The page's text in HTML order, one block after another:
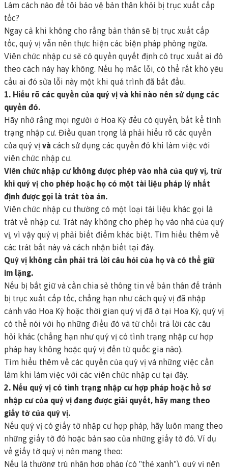
Làm cách nào để tôi bảo vệ bản thân khỏi bị trục xuất cấp
tốc?
Ngay cả khi không cho rằng bản thân sẽ bị trục xuất cấp
tốc, quý vị vẫn nên thực hiện các biện pháp phòng ngừa.
Viên chức nhập cư sẽ có quyền quyết định có trục xuất ai đó
theo cách này hay không. Nếu họ mắc lỗi, có thể rất khó yêu
cầu ai đó sửa lỗi này một khi quá trình đã bắt đầu.
1. Hiểu rõ các quyền của quý vị và khi nào nên sử dụng các
quyền đó.
Hãy nhớ rằng mọi người ở Hoa Kỳ đều có quyền, bất kể tình
trạng nhập cư. Điều quan trọng là phải hiểu rõ các quyền
của quý vị và cách sử dụng các quyền đó khi làm việc với
viên chức nhập cư.
Viên chức nhập cư không được phép vào nhà của quý vị, trừ
khi quý vị cho phép hoặc họ có một tài liệu pháp lý nhất
định được gọi là trát tòa án.
Viên chức nhập cư thường có một loại tài liệu khác gọi là
trát về nhập cư. Trát này không cho phép họ vào nhà của quý
vị, vì vậy quý vị phải biết điểm khác biệt. Tìm hiểu thêm về
các trát bắt này và cách nhận biết tại đây.
Quý vị không cần phải trả lời câu hỏi của họ và có thể giữ
im lặng.
Nếu bị bắt giữ và cần chia sẻ thông tin về bản thân để tránh
bị trục xuất cấp tốc, chẳng hạn như cách quý vị đã nhập
cảnh vào Hoa Kỳ hoặc thời gian quý vị đã ở tại Hoa Kỳ, quý vị
có thể nói với họ những điều đó và từ chối trả lời các câu
hỏi khác (chẳng hạn như quý vị có tình trạng nhập cư hợp
pháp hay không hoặc quý vị đến từ quốc gia nào).
Tìm hiểu thêm về các quyền của quý vị và những việc cần
làm khi làm việc với các viên chức nhập cư tại đây.
2. Nếu quý vị có tình trạng nhập cư hợp pháp hoặc hồ sơ
nhập cư của quý vị đang được giải quyết, hãy mang theo
giấy tờ của quý vị.
Nếu quý vị có giấy tờ nhập cư hợp pháp, hãy luôn mang theo
những giấy tờ đó hoặc bản sao của những giấy tờ đó. Ví dụ
về giấy tờ quý vị nên mang theo:
Nếu là thường trú nhân hợp pháp (có "thẻ xanh"), quý vị nên